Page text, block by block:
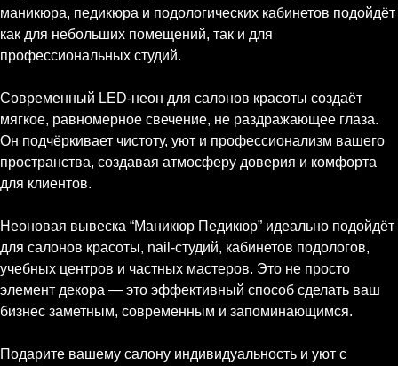
маникюра, педикюра и подологических кабинетов подойдёт
как для небольших помещений, так и для
профессиональных студий.
Современный LED-неон для салонов красоты создаёт
мягкое, равномерное свечение, не раздражающее глаза.
Он подчёркивает чистоту, уют и профессионализм вашего
пространства, создавая атмосферу доверия и комфорта
для клиентов.
Неоновая вывеска “Маникюр Педикюр” идеально подойдёт
для салонов красоты, nail-студий, кабинетов подологов,
учебных центров и частных мастеров. Это не просто
элемент декора — это эффективный способ сделать ваш
бизнес заметным, современным и запоминающимся.
Подарите вашему салону индивидуальность и уют с